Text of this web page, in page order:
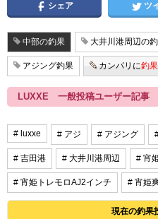
シェア ツ
中部の釣果 大井川港周辺の
アジング釣果 カンパリに釣
LUXXE 一般投稿ユーザー記事
# luxxe # アジ # アジング
# 吉田港 # 大井川港周辺 # 宵
# 宵姫トレモロAJ2インチ # 宵姫
現在の釣果